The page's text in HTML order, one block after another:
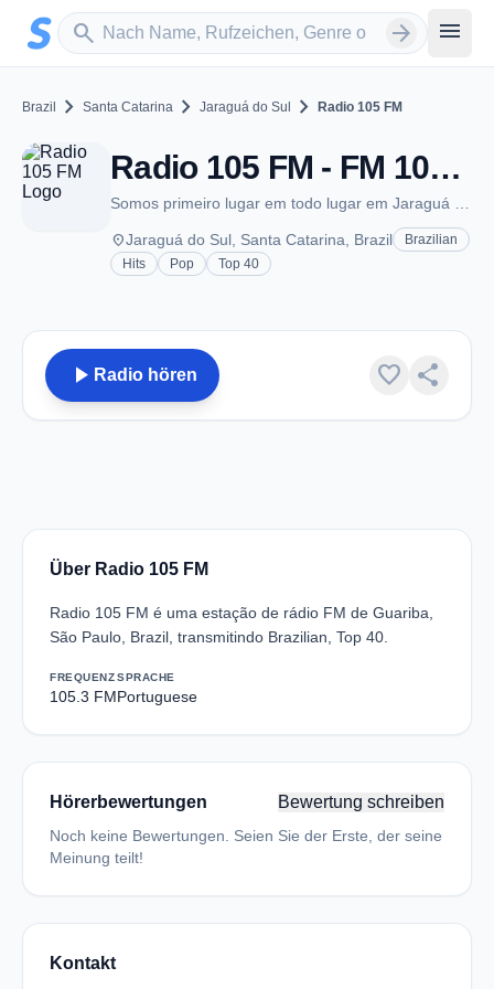
Zum Hauptinhalt springen
search
Sender suchen arrow_forward menu
Brazil chevron_right Santa Catarina chevron_right Jaraguá do Sul chevron_right Radio 105 FM
Radio 105 FM - FM 105.3 - Jaraguá do Sul
placeJaraguá do Sul, Santa Catarina, Brazil
Brazilian
Hits
Pop Top 40
play_arrow Radio hören favorite share
Über Radio 105 FM
Radio 105 FM é uma estação de rádio FM de Guariba,
São Paulo, Brazil, transmitindo Brazilian, Top 40.
FREQUENZ
105.3 FM
SPRACHE
Portuguese
Hörerbewertungen Bewertung schreiben
Noch keine Bewertungen. Seien Sie der Erste, der seine
Meinung teilt!
Kontakt